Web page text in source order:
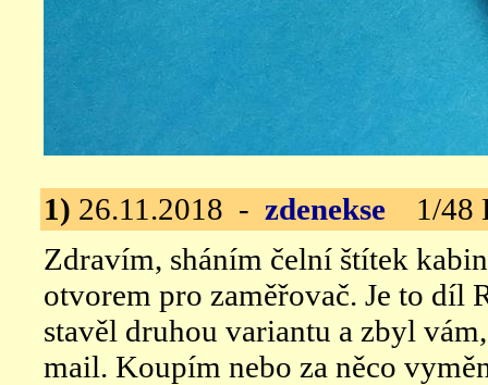
1) 26.11.2018 - zdenekse 1/48
Zdravím, sháním čelní štítek
otvorem pro zaměřovač. Je to díl
stavěl druhou variantu a zbyl
mail. Koupím nebo za něco